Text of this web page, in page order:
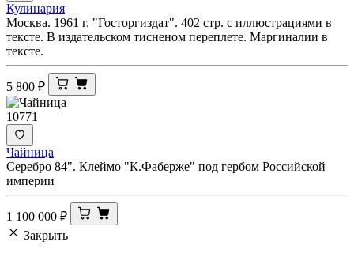
Кулинария
Москва. 1961 г. "Госторгиздат". 402 стр. с иллюстрациями в
тексте. В издательском тисненом переплете. Маргиналии в
тексте.
5 800 ₽
10771
Чайница
Серебро 84". Клеймо "К.Фаберже" под гербом Российской
империи
1 100 000 ₽
Закрыть